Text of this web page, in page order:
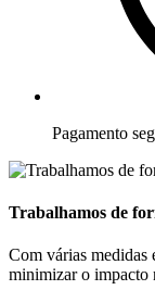
Pagamento
Trabalhamos de
Com várias medidas
minimizar o impacto